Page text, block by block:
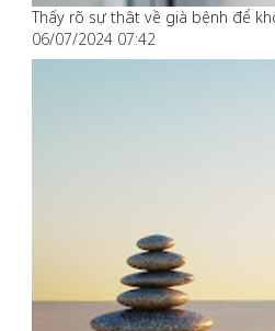
Thấy rõ sự thật về già bệnh để
06/07/2024 07:42